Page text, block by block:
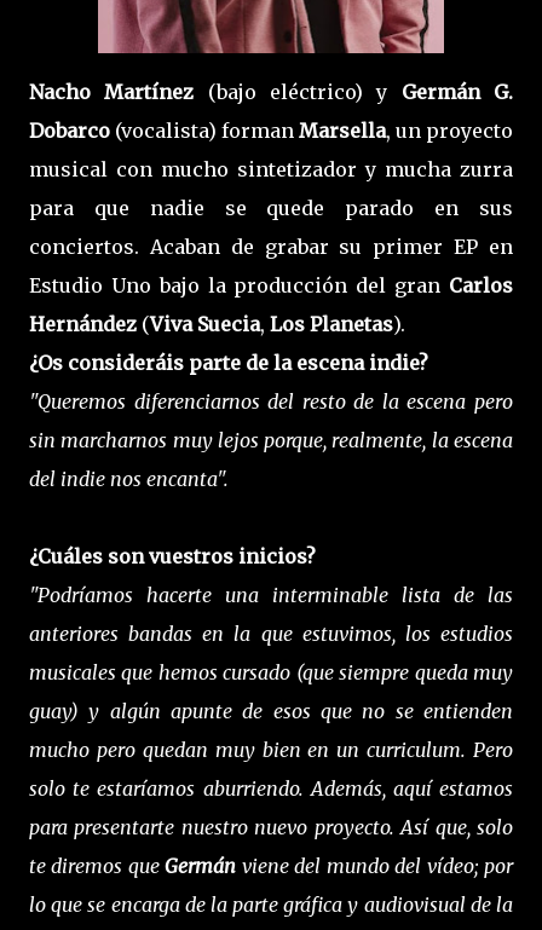
Nacho Martínez (bajo eléctrico) y Germán G.
Dobarco (vocalista) forman Marsella, un proyecto
musical con mucho sintetizador y mucha zurra
para que nadie se quede parado en sus
conciertos. Acaban de grabar su primer EP en
Estudio Uno bajo la producción del gran Carlos
Hernández (Viva Suecia, Los Planetas).
¿Os consideráis parte de la escena indie?
"Queremos diferenciarnos del resto de la escena pero
sin marcharnos muy lejos porque, realmente, la escena
del indie nos encanta".
¿Cuáles son vuestros inicios?
"Podríamos hacerte una interminable lista de las
anteriores bandas en la que estuvimos, los estudios
musicales que hemos cursado (que siempre queda muy
guay) y algún apunte de esos que no se entienden
mucho pero quedan muy bien en un curriculum. Pero
solo te estaríamos aburriendo. Además, aquí estamos
para presentarte nuestro nuevo proyecto. Así que, solo
te diremos queGermán viene del mundo del vídeo; por
lo que se encarga de la parte gráfica y audiovisual de la